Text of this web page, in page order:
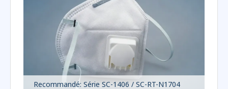
Recommandé: Série SC-1406 / SC-RT-N1704